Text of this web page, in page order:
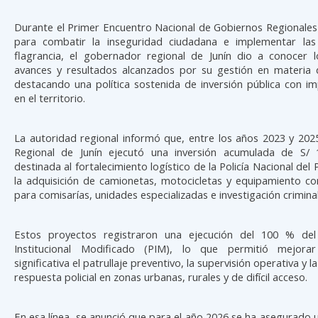
Durante el Primer Encuentro Nacional de Gobiernos
para combatir la inseguridad ciudadana e implementar
flagrancia, el gobernador regional de Junín dio a conocer
avances y resultados alcanzados por su gestión en materia
destacando una política sostenida de inversión pública con
en el territorio.
La autoridad regional informó que, entre los años 2023 y
Regional de Junín ejecutó una inversión acumulada de S/
destinada al fortalecimiento logístico de la Policía Nacional del
la adquisición de camionetas, motocicletas y equipamiento
para comisarías, unidades especializadas e investigación
Estos proyectos registraron una ejecución del 100 % del
Institucional Modificado (PIM), lo que permitió
significativa el patrullaje preventivo, la supervisión operativa y
respuesta policial en zonas urbanas, rurales y de difícil acceso.